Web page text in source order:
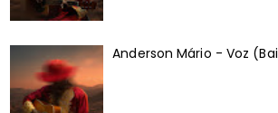
Anderson Mário - Voz